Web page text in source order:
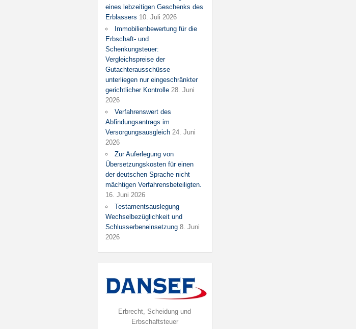
eines lebzeitigen Geschenks des
Erblassers 10. Juli 2026
Immobilienbewertung für die
Erbschaft- und
Schenkungsteuer:
Vergleichspreise der
Gutachterausschüsse
unterliegen nur eingeschränkter
gerichtlicher Kontrolle 28. Juni
2026
Verfahrenswert des
Abfindungsantrags im
Versorgungsausgleich 24. Juni
2026
Zur Auferlegung von
Übersetzungskosten für einen
der deutschen Sprache nicht
mächtigen Verfahrensbeteiligten.
16. Juni 2026
Testamentsauslegung
Wechselbezüglichkeit und
Schlusserbeneinsetzung 8. Juni
2026
Erbrecht, Scheidung und
Erbschaftsteuer